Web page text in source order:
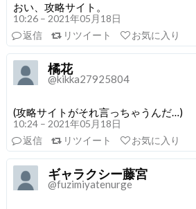
おい、攻略サイト。
10:26 – 2021年05月18日
返信
リツイート お気に入り
橘花
@kikka27925804
(攻略サイトがそれ言っちゃうんだ…)
10:24 – 2021年05月18日
返信
リツイート お気に入り
ギャラクシー藤宮
@fuzimiyatenurge